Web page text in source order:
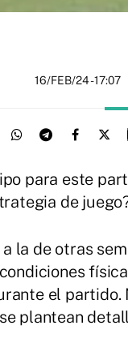
16/FEB/24- 17:07
para este
de
la de otras
el partido.
plantean